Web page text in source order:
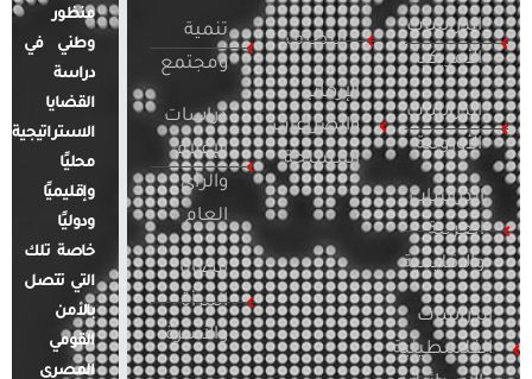
الدراسات
الأمريكية
الدراسات
الأوروبية
الدراسات
العربية
والإقليمية
الدراسات
الفلسطينية
التطرف
الإرهاب
والصراعات
المسلحة
تنمية
ومجتمع
دراسات
الإعلام
والرأي
العام
قضايا
المرأة
والأسرة
منظور
وطني في
دراسة
القضايا
الاستراتيجية
محليًا
وإقليميًا
ودوليًا
خاصة تلك
التي تتصل
بالأمن
القومي
المصري